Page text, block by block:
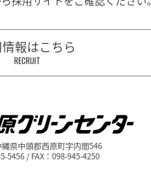
報はこちら
RECRUIT
縄県中頭郡西原町字内間546
5456 / FAX：098-945-4250